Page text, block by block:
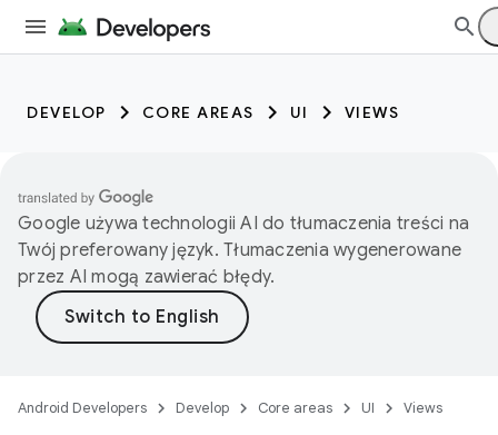
DEVELOP CORE AREAS UI VIEWS
Google używa technologii AI do tłumaczenia treści na
Twój preferowany język. Tłumaczenia wygenerowane
przez AI mogą zawierać błędy.
Android Developers Develop Core areas UI Views